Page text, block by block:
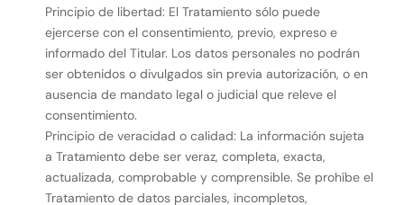
Principio de libertad: El Tratamiento sólo puede
ejercerse con el consentimiento, previo, expreso e
informado del Titular. Los datos personales no podrán
ser obtenidos o divulgados sin previa autorización, o en
ausencia de mandato legal o judicial que releve el
consentimiento.
Principio de veracidad o calidad: La información sujeta
a Tratamiento debe ser veraz, completa, exacta,
actualizada, comprobable y comprensible. Se prohíbe el
Tratamiento de datos parciales, incompletos,